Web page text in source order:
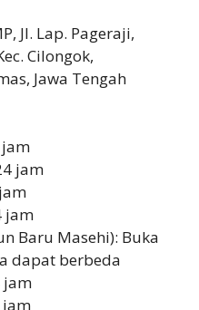
Jl. Lap. Pageraji,
Cilongok,
Jawa Tengah
jam
jam
Baru Masehi): Buka
dapat berbeda
jam
jam